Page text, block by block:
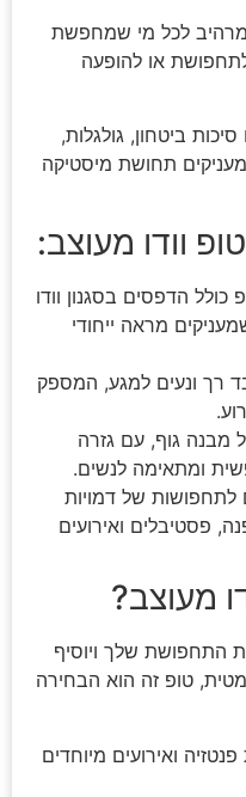
ומרהיב לכל מי שמחפשת
או להופעה
ביטחון, גולגלות,
תחושת מיסטיקה
וודו מעוצב:
כולל הדפסים בסגנון וודו
מראה ייחודי
רך ונעים למגע, המספק
מבנה גוף, עם גזרה
ומתאימה לנשים.
לתחפושות של דמויות
פסטיבלים ואירועים
מעוצב?
שלך ויוסיף
טופ זה הוא הבחירה
ואירועים מיוחדים